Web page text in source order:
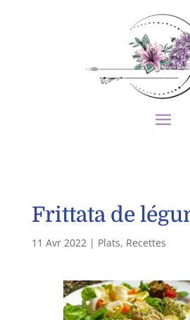
Frittata de
11 Avr 2022| Plats, Recettes